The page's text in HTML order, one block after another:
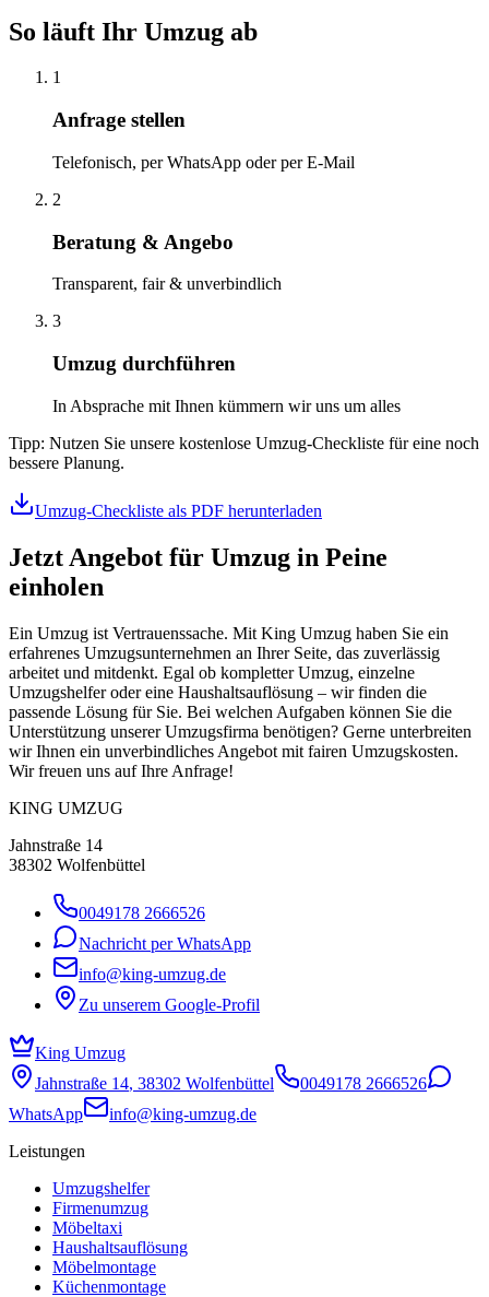
So läuft Ihr Umzug ab
1
Anfrage stellen
Telefonisch, per WhatsApp oder per E-Mail
2
Beratung & Angebo
Transparent, fair & unverbindlich
3
Umzug durchführen
In Absprache mit Ihnen kümmern wir uns um alles
Tipp: Nutzen Sie unsere kostenlose Umzug-Checkliste für eine noch
bessere Planung.
Umzug-Checkliste als PDF herunterladen
Jetzt Angebot für Umzug in Peine
einholen
Ein Umzug ist Vertrauenssache. Mit King Umzug haben Sie ein
erfahrenes Umzugsunternehmen an Ihrer Seite, das zuverlässig
arbeitet und mitdenkt. Egal ob kompletter Umzug, einzelne
Umzugshelfer oder eine Haushaltsauflösung – wir finden die
passende Lösung für Sie. Bei welchen Aufgaben können Sie die
Unterstützung unserer Umzugsfirma benötigen? Gerne unterbreiten
wir Ihnen ein unverbindliches Angebot mit fairen Umzugskosten.
Wir freuen uns auf Ihre Anfrage!
KING UMZUG
Jahnstraße 14
38302 Wolfenbüttel
0049178 2666526
Nachricht per WhatsApp
info@king-umzug.de
Zu unserem Google-Profil
King Umzug
Jahnstraße 14, 38302 Wolfenbüttel
0049178 2666526
WhatsApp
info@king-umzug.de
Leistungen
Umzugshelfer
Firmenumzug
Möbeltaxi
Haushaltsauflösung
Möbelmontage
Küchenmontage